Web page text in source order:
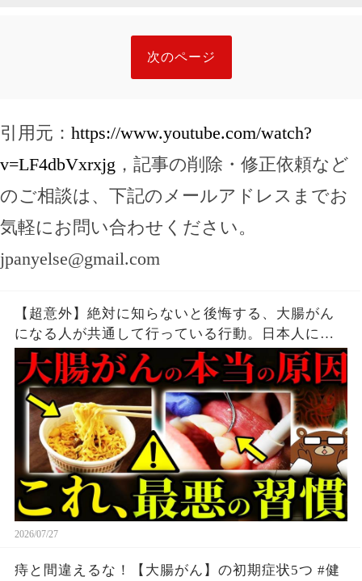
次のページ
引用元： https://www.youtube.com/watch?
v=LF4dbVxrxjg ，記事の削除・修正依頼など
のご相談は、下記のメールアドレスまでお
気軽にお問い合わせください。
jpanyelse@gmail.com
【超意外】絶対に知らないと後悔する、大腸がん
になる人が共通して行っている行動。日本人に何
故、大腸がんが多いのか。毎日食べている「ア
レ」が原因だった。まさかの「歯周病」がリスク
だった？医師が完全解説。
2026/07/27
痔と間違えるな！【大腸がん】の初期症状5つ #健